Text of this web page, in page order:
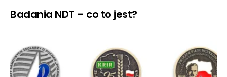
Badania NDT – co to jest?